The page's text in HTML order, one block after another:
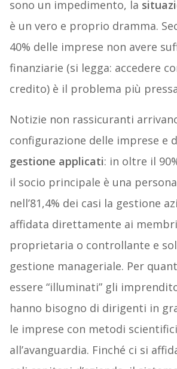
sono un impedimento, la
è un vero e proprio dramma.
40% delle imprese non avere
finanziarie (si legga: accedere
credito) è il problema più
Notizie non rassicuranti
configurazione delle imprese e
gestione applicati: in oltre il
il socio principale è una
nell’81,4% dei casi la gestione
affidata direttamente ai
proprietaria o controllante e
gestione manageriale. Per
essere “illuminati” gli
hanno bisogno di dirigenti in
le imprese con metodi
all’avanguardia. Finché ci si